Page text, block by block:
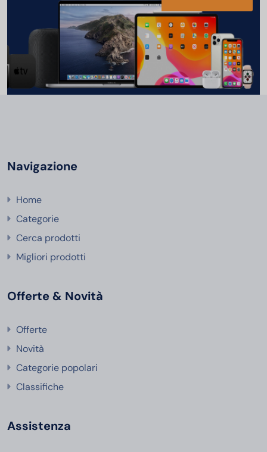
Navigazione
Home
Categorie
Cerca prodotti
Migliori prodotti
Offerte & Novità
Offerte
Novità
Categorie popolari
Classifiche
Assistenza